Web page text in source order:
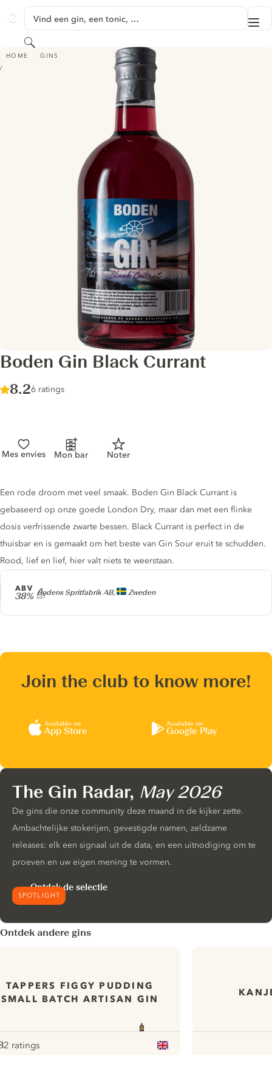
GINVENTORY
Vind een gin, een tonic, …
Zoeken
HOME GINS
BODEN GIN BLACK CURRANT
Boden Gin Black Currant
Score :
8.2/ 10
6 ratings
Mes envies Mon bar Noter
Producer
Bodens Spritfabrik AB, Zweden
ABV
38%
Gin description
Een rode droom met veel smaak. Boden Gin Black Currant is
gebaseerd op onze goede London Dry, maar dan met een flinke
dosis verfrissende zwarte bessen. Black Currant is perfect in de
thuisbar en is gemaakt om het beste van Gin Sour eruit te schudden.
Rood, lief en lief, hier valt niets te weerstaan.
Join the club to know more!
Available on
App Store
Available on
Google Play
SPOTLIGHT
The Gin Radar, May 2026
De gins die onze community deze maand in de kijker zette.
Ambachtelijke stokerijen, gevestigde namen, zeldzame
releases: elk een signaal uit de data, en een uitnodiging om te
proeven en uw eigen mening te vormen.
Ontdek de selectie
Ontdek andere gins
TAPPERS FIGGY PUDDING
SMALL BATCH ARTISAN GIN
2 ratings